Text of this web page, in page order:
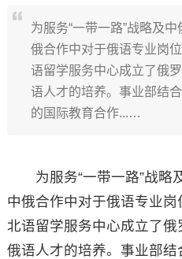
为服务“一带一路”战略及
俄合作中对于俄语专业岗
语留学服务中心成立了俄
语人才的培养。事业部结
的国际教育合作...…
为服务“一带一路”战略
中俄合作中对于俄语专业
北语留学服务中心成立了
俄语人才的培养。事业部